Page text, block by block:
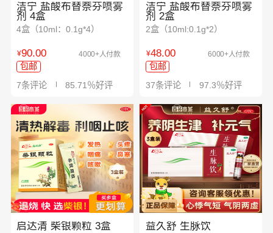
洁宁 盐酸布替萘芬喷雾
剂 4盒
4盒（10ml：0.1g*4）
¥90.00 4000+人付款
包邮
7条评论
85.71％好评
洁宁 盐酸布替萘芬喷雾
剂 2盒
2盒（10ml:0.1g*2）
¥48.00 6000+人付款
包邮
37条评论
97.3％好评
启达清 柴银颗粒 3盒 益久舒 生脉饮